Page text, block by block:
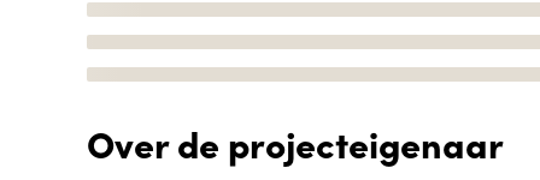
Over de projecteigenaar